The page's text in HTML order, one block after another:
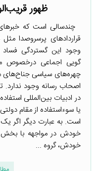
ظهور
چندسالی است که
قراردادهای پرسروصدا
وجود این گستردگی
گویی اجماعی درخصوص
چهره‌های سیاسی
اصحاب رسانه وجود
در ادبیات بین‌المللی
یا سوءاستفاده از مقام
است. به عبارت دیگر اگر یک
خودش در مواجهه با
خودش، گروه ...